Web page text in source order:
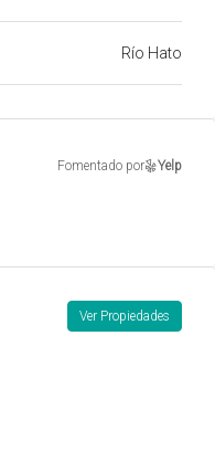
Río Hato
Fomentado por Yelp
Ver Propiedades